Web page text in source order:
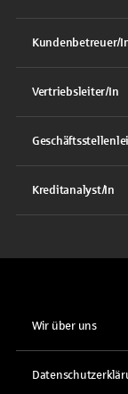
Kundenbetreuer/
Vertriebsleiter/In
Kreditanalyst/In
Wir über uns